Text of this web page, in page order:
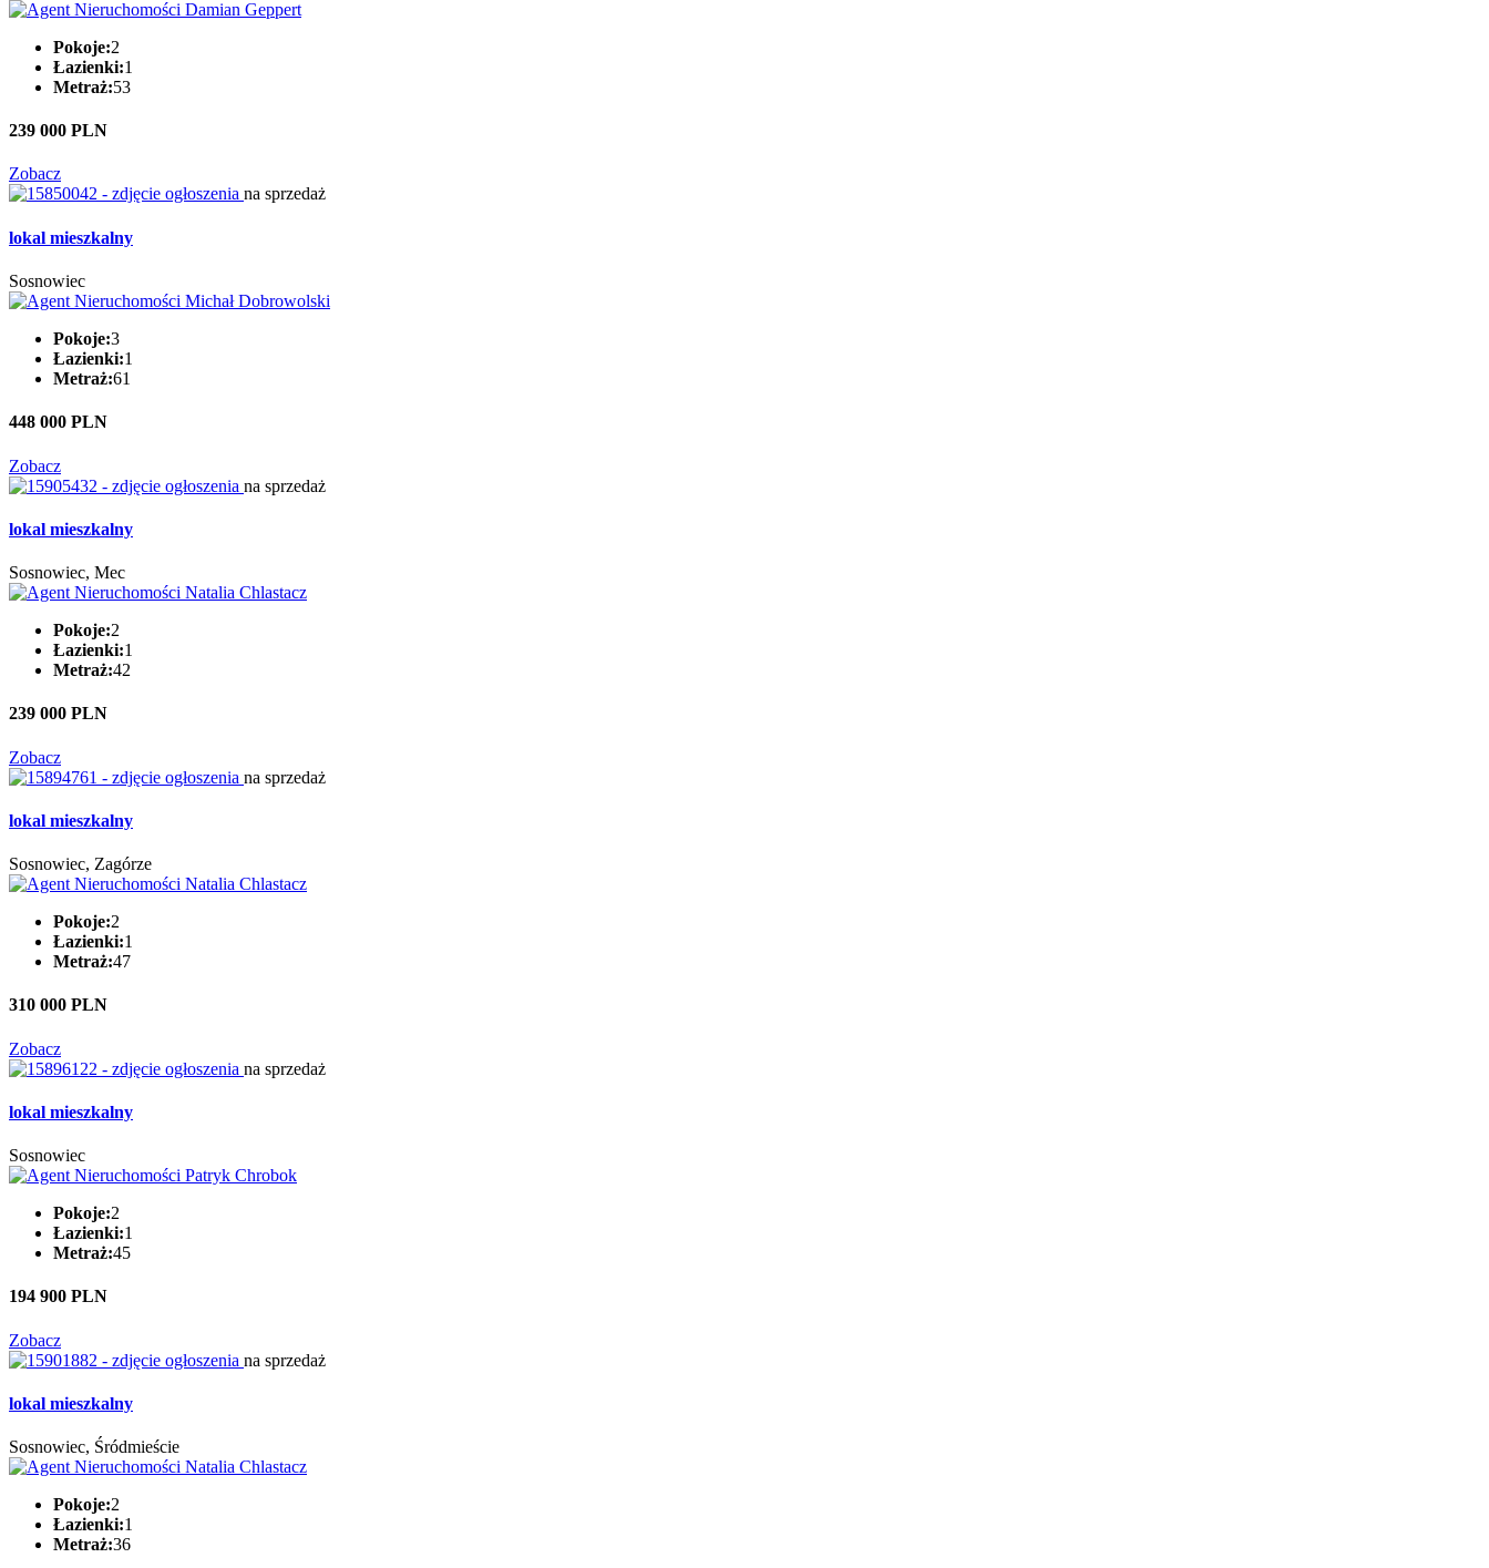
Pokoje:2
Łazienki:1
Metraż:53
239 000 PLN
Zobacz
na sprzedaż
lokal mieszkalny
Sosnowiec
Pokoje:3
Łazienki:1
Metraż:61
448 000 PLN
Zobacz
na sprzedaż
lokal mieszkalny
Sosnowiec, Mec
Pokoje:2
Łazienki:1
Metraż:42
239 000 PLN
Zobacz
na sprzedaż
lokal mieszkalny
Sosnowiec, Zagórze
Pokoje:2
Łazienki:1
Metraż:47
310 000 PLN
Zobacz
na sprzedaż
lokal mieszkalny
Sosnowiec
Pokoje:2
Łazienki:1
Metraż:45
194 900 PLN
Zobacz
na sprzedaż
lokal mieszkalny
Sosnowiec, Śródmieście
Pokoje:2
Łazienki:1
Metraż:36